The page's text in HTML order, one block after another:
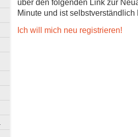
über den folgenden Link zur
Minute und ist selbstverständlich
Ich will mich neu registrieren!